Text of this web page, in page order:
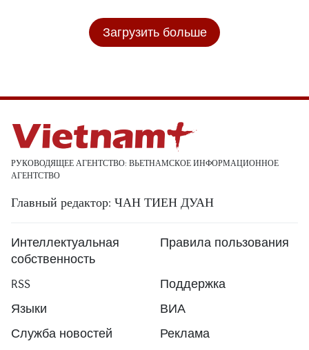
Загрузить больше
РУКОВОДЯЩЕЕ АГЕНТСТВО: ВЬЕТНАМСКОЕ ИНФОРМАЦИОННОЕ
АГЕНТСТВО
Главный редактор: ЧАН ТИЕН ДУАН
Интеллектуальная
собственность
Правила пользования
RSS
Поддержка
Языки
ВИА
Служба новостей
Реклама